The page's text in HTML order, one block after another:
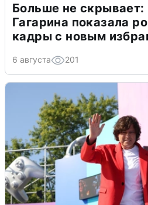
Больше не скрывает:
Гагарина показала
кадры с новым
6 августа 201